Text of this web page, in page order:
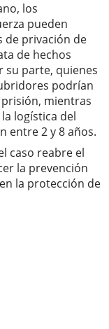
los
pueden
de privación de
de hechos
su parte, quienes
podrían
mientras
logística del
entre 2 y 8 años.
caso reabre el
la prevención
la protección de